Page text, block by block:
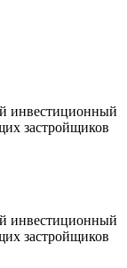
инвестиционный
застройщиков
инвестиционный
застройщиков